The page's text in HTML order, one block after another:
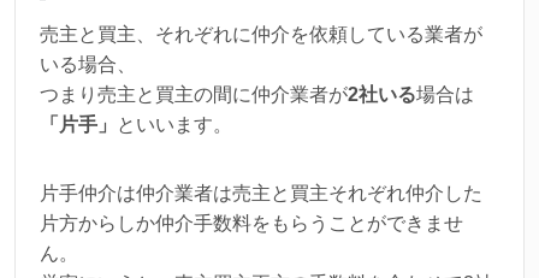
売主と買主、それぞれに仲介を依頼している業者が
いる場合、
つまり売主と買主の間に仲介業者が2社いる場合は
「片手」
といいます。
片手仲介は仲介業者は売主と買主それぞれ仲介した
片方からしか仲介手数料をもらうことができませ
ん。